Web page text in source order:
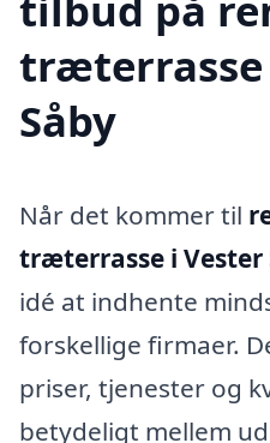
træterrasse
Såby
Når det kommer til
træterrasse i Vester
idé at indhente
forskellige firmaer.
priser, tjenester og
betydeligt mellem